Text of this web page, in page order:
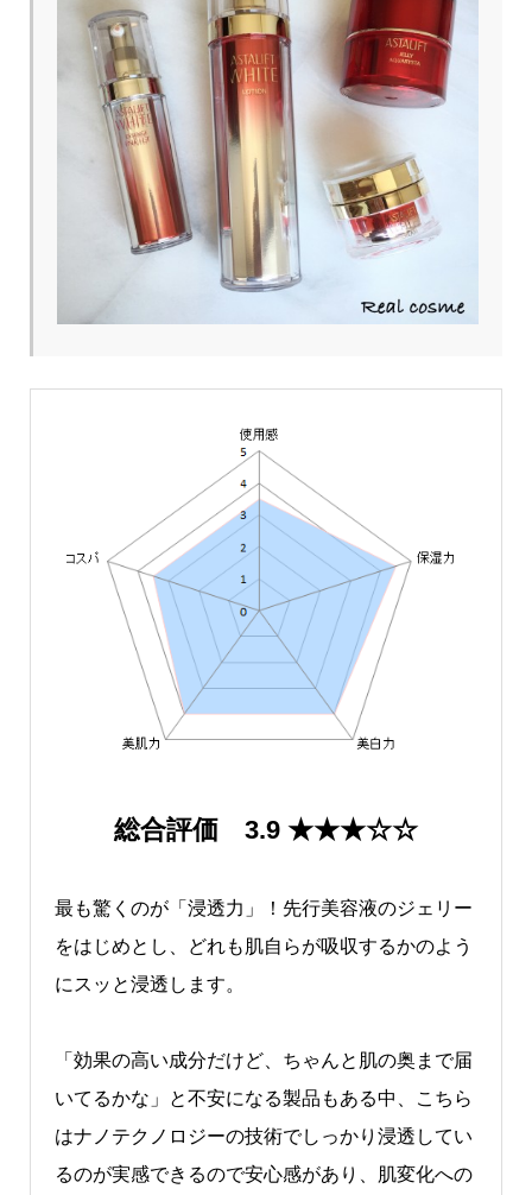
総合評価 3.9 ★★★☆☆
最も驚くのが「浸透力」！先行美容液のジェリー
をはじめとし、どれも肌自らが吸収するかのよう
にスッと浸透します。
「効果の高い成分だけど、ちゃんと肌の奥まで届
いてるかな」と不安になる製品もある中、こちら
はナノテクノロジーの技術でしっかり浸透してい
るのが実感できるので安心感があり、肌変化への